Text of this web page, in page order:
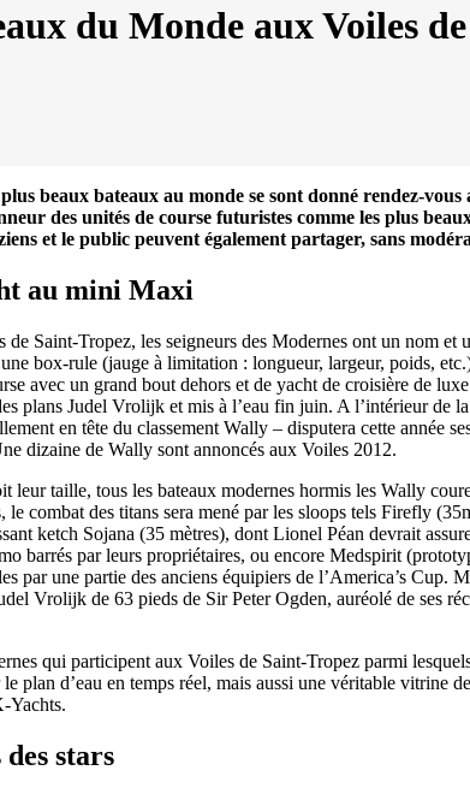
Records ,
SP80
Source
13 mars 2025
du Monde aux Voiles
beaux bateaux au monde se sont donné rendez-
des unités de course futuristes comme les plus
et le public peuvent également partager, sans
au mini Maxi
Saint-Tropez, les seigneurs des Modernes ont un nom
box-rule (jauge à limitation : longueur, largeur, poids,
avec un grand bout dehors et de yacht de croisière de
plans Judel Vrolijk et mis à l’eau fin juin. A l’intérieur de
en tête du classement Wally – disputera cette année
dizaine de Wally sont annoncés aux Voiles 2012.
taille, tous les bateaux modernes hormis les Wally
le combat des titans sera mené par les sloops tels Firefly
ketch Sojana (35 mètres), dont Lionel Péan devrait
barrés par leurs propriétaires, ou encore Medspirit
par une partie des anciens équipiers de l’America’s
Vrolijk de 63 pieds de Sir Peter Ogden, auréolé de ses
qui participent aux Voiles de Saint-Tropez parmi
plan d’eau en temps réel, mais aussi une véritable
Yachts.
stars